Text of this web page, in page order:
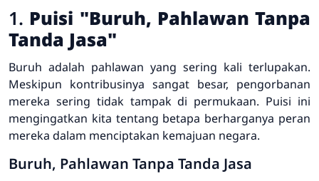
1. Puisi "Buruh, Pahlawan Tanpa
Tanda Jasa"
Buruh adalah pahlawan yang sering kali terlupakan.
Meskipun kontribusinya sangat besar, pengorbanan
mereka sering tidak tampak di permukaan. Puisi ini
mengingatkan kita tentang betapa berharganya peran
mereka dalam menciptakan kemajuan negara.
Buruh, Pahlawan Tanpa Tanda Jasa